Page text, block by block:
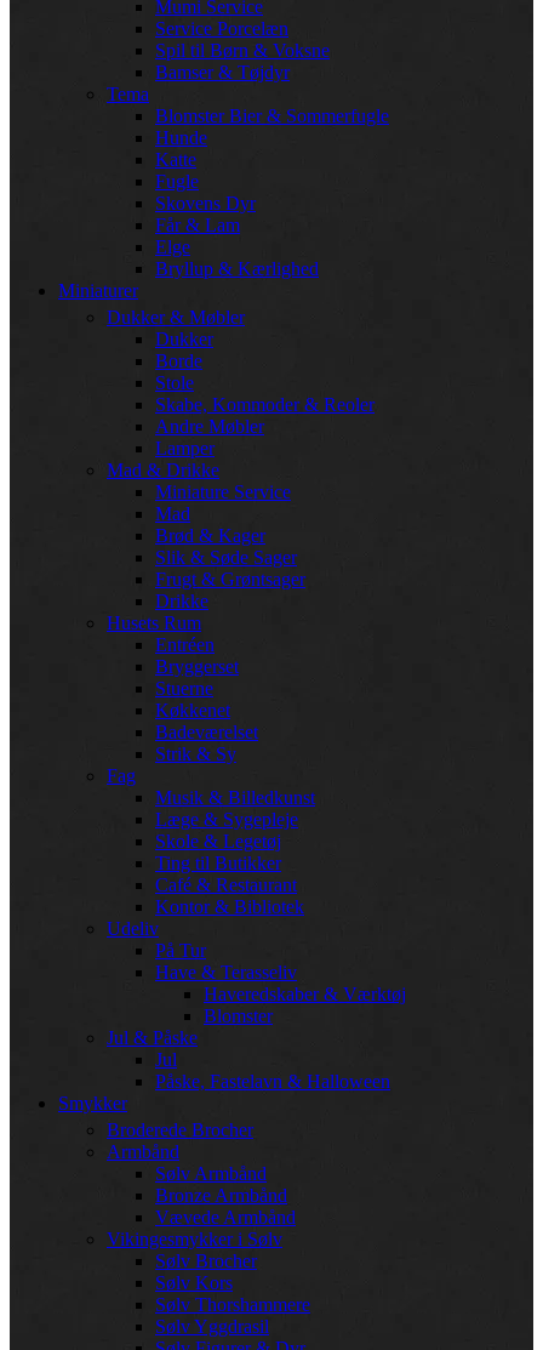
Mumi Service
Service Porcelæn
Spil til Børn & Voksne
Bamser & Tøjdyr
Tema
Blomster Bier & Sommerfugle
Hunde
Katte
Fugle
Skovens Dyr
Får & Lam
Elge
Bryllup & Kærlighed
Miniaturer
Dukker & Møbler
Dukker
Borde
Stole
Skabe, Kommoder & Reoler
Andre Møbler
Lamper
Mad & Drikke
Miniature Service
Mad
Brød & Kager
Slik & Søde Sager
Frugt & Grøntsager
Drikke
Husets Rum
Entréen
Bryggerset
Stuerne
Køkkenet
Badeværelset
Strik & Sy
Fag
Musik & Billedkunst
Læge & Sygepleje
Skole & Legetøj
Ting til Butikker
Café & Restaurant
Kontor & Bibliotek
Udeliv
På Tur
Have & Terasseliv
Haveredskaber & Værktøj
Blomster
Jul & Påske
Jul
Påske, Fastelavn & Halloween
Smykker
Broderede Brocher
Armbånd
Sølv Armbånd
Bronze Armbånd
Vævede Armbånd
Vikingesmykker i Sølv
Sølv Brocher
Sølv Kors
Sølv Thorshammere
Sølv Yggdrasil